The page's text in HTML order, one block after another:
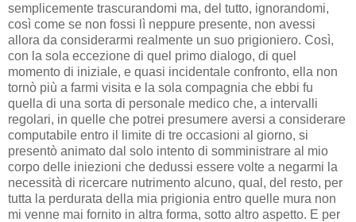
semplicemente trascurandomi ma, del tutto, ignorandomi,
così come se non fossi lì neppure presente, non avessi
allora da considerarmi realmente un suo prigioniero. Così,
con la sola eccezione di quel primo dialogo, di quel
momento di iniziale, e quasi incidentale confronto, ella non
tornò più a farmi visita e la sola compagnia che ebbi fu
quella di una sorta di personale medico che, a intervalli
regolari, in quelle che potrei presumere aversi a considerare
computabile entro il limite di tre occasioni al giorno, si
presentò animato dal solo intento di somministrare al mio
corpo delle iniezioni che dedussi essere volte a negarmi la
necessità di ricercare nutrimento alcuno, qual, del resto, per
tutta la perdurata della mia prigionia entro quelle mura non
mi venne mai fornito in altra forma, sotto altro aspetto. E per